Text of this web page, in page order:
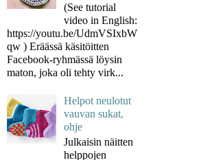
(See tutorial
video in English:
https://youtu.be/UdmVSIxbW
qw ) Eräässä käsitöitten
Facebook-ryhmässä löysin
maton, joka oli tehty virk...
Helpot neulotut
vauvan sukat,
ohje
Julkaisin näitten
helppojen